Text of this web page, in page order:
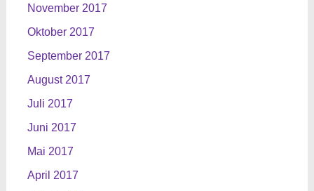
November 2017
Oktober 2017
September 2017
August 2017
Juli 2017
Juni 2017
Mai 2017
April 2017